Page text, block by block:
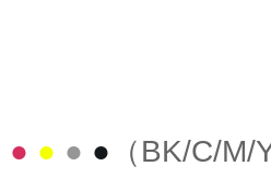
● ● ● ● （BK/C/